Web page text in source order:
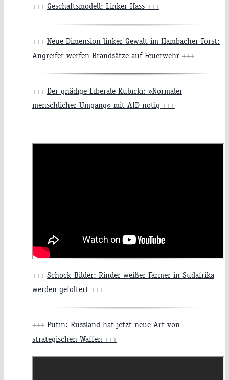
+++ Geschäftsmodell: Linker Hass +++
+++ Neue Dimension linker Gewalt im Hambacher Forst:
Angreifer werfen Brandsätze auf Feuerwehr +++
+++ Der gnädige Liberale Kubicki: »Normaler
menschlicher Umgang« mit AfD nötig +++
+++ Schock-Bilder: Rinder weißer Farmer in Südafrika
werden gefoltert +++
+++ Putin: Russland hat jetzt neue Art von
strategischen Waffen +++